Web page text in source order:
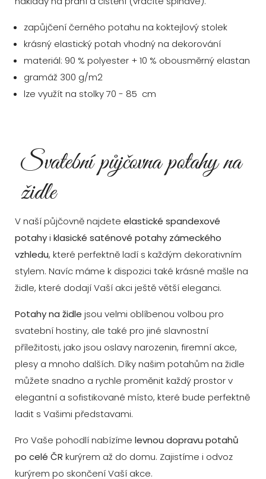
zapůjčení černého potahu na koktejlový stolek
krásný elastický potah vhodný na dekorování
materiál: 90 % polyester + 10 % obousměrný elastan
gramáž 300 g/m2
lze využít na stolky 70 - 85 cm
Svatební půjčovna potahy na
židle
V naší půjčovně najdete elastické spandexové
potahyi klasické saténové potahy zámeckého
vzhledu, které perfektně ladí s každým dekorativním
stylem. Navíc máme k dispozici také krásné mašle na
židle, které dodají Vaší akci ještě větší eleganci.
Potahy na židle jsou velmi oblíbenou volbou pro
svatební hostiny, ale také pro jiné slavnostní
příležitosti, jako jsou oslavy narozenin, firemní akce,
plesy a mnoho dalších. Díky našim potahům na židle
můžete snadno a rychle proměnit každý prostor v
elegantní a sofistikované místo, které bude perfektně
ladit s Vašimi představami.
Pro Vaše pohodlí nabízíme levnou dopravu potahů
po celé ČR kurýrem až do domu. Zajistíme i odvoz
kurýrem po skončení Vaší akce.